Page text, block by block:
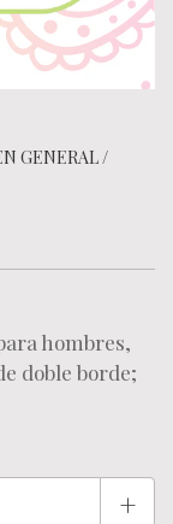
GENERAL/
hombres,
doble borde;
+